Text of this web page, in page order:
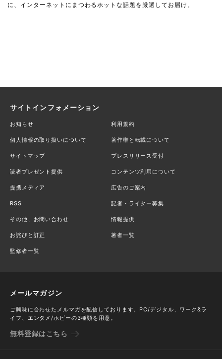
に、インターネットにまつわるホットな話題を厳選してお届け。
サイトインフォメーション
お知らせ 利用規約
個人情報の取り扱いについて 著作権と転載について
サイトマップ プレスリリース受付
読者プレゼント提供 コンテンツ利用について
提携メディア 広告のご案内
RSS 記者・ライター募集
その他、お問い合わせ 情報提供
お詫びと訂正 著者一覧
監修者一覧
メールマガジン
ご興味に合わせたメルマガを配信しております。PC/デジタル、ワーク&ラ
イフ、エンタメ/ホビーの3種類を用意。
無料登録はこちら